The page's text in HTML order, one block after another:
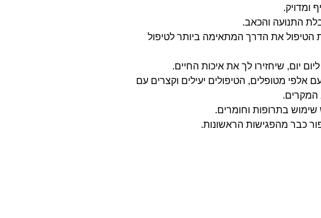
ומדויק.
התנועה והכאב.
הטיפול את הדרך המתאימה ביותר לטיפול
יום, שיחזירו לך את איכות החיים.
אלפי מטופלים, הטיפולים יעילים וקצרים עם
המקרים.
שימוש בתרופות וחומרים.
כבר מהפגישות הראשונות.